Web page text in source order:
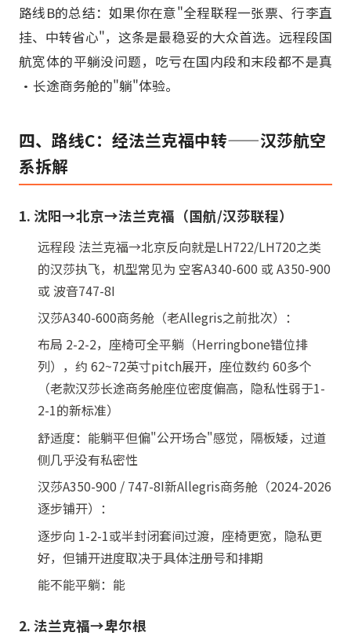
路线B的总结：如果你在意"全程联程一张票、行李直
挂、中转省心"，这条是最稳妥的大众首选。远程段国
航宽体的平躺没问题，吃亏在国内段和末段都不是真
·长途商务舱的"躺"体验。
四、路线C：经法兰克福中转——汉莎航空
系拆解
1. 沈阳→北京→法兰克福（国航/汉莎联程）
远程段 法兰克福→北京反向就是LH722/LH720之类
的汉莎执飞，机型常见为 空客A340-600 或 A350-900
或 波音747-8I
汉莎A340-600商务舱（老Allegris之前批次）：
布局 2-2-2，座椅可全平躺（Herringbone错位排
列），约 62~72英寸pitch展开，座位数约 60多个
（老款汉莎长途商务舱座位密度偏高，隐私性弱于1-
2-1的新标准）
舒适度：能躺平但偏"公开场合"感觉，隔板矮，过道
侧几乎没有私密性
汉莎A350-900 / 747-8I新Allegris商务舱（2024-2026
逐步铺开）：
逐步向 1-2-1或半封闭套间过渡，座椅更宽，隐私更
好，但铺开进度取决于具体注册号和排期
能不能平躺：能
2. 法兰克福→卑尔根